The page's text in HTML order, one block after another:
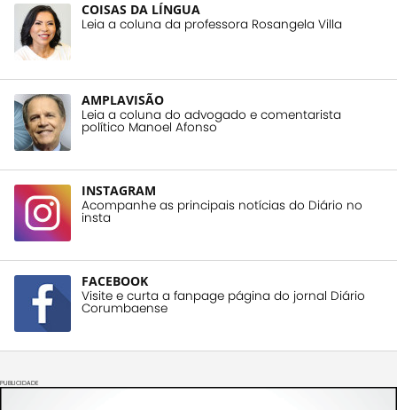
COISAS DA LÍNGUA
Leia a coluna da professora Rosangela Villa
AMPLAVISÃO
Leia a coluna do advogado e comentarista
político Manoel Afonso
INSTAGRAM
Acompanhe as principais notícias do Diário no
insta
FACEBOOK
Visite e curta a fanpage página do jornal Diário
Corumbaense
PUBLICIDADE